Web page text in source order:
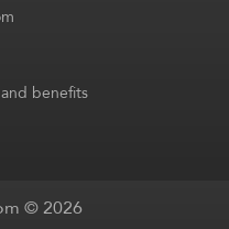
benefits
© 2026